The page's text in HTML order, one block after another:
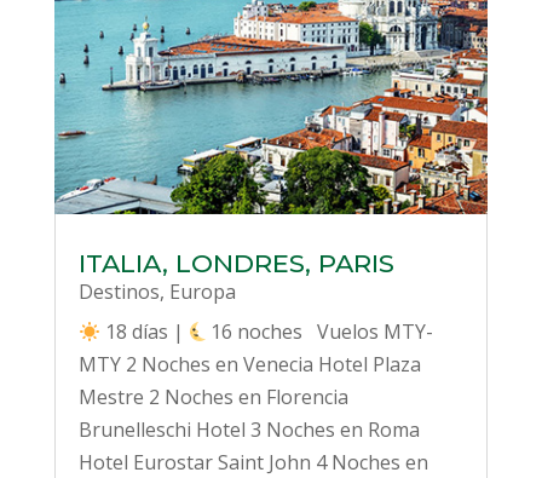
ITALIA, LONDRES, PARIS
Destinos, Europa
18 días |
16 noches Vuelos MTY-
MTY 2 Noches en Venecia Hotel Plaza
Mestre 2 Noches en Florencia
Brunelleschi Hotel 3 Noches en Roma
Hotel Eurostar Saint John 4 Noches en